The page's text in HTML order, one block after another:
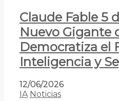
Claude Fable 5
Nuevo Gigante
Democratiza el
Inteligencia y
12/06/2026
IA Noticias